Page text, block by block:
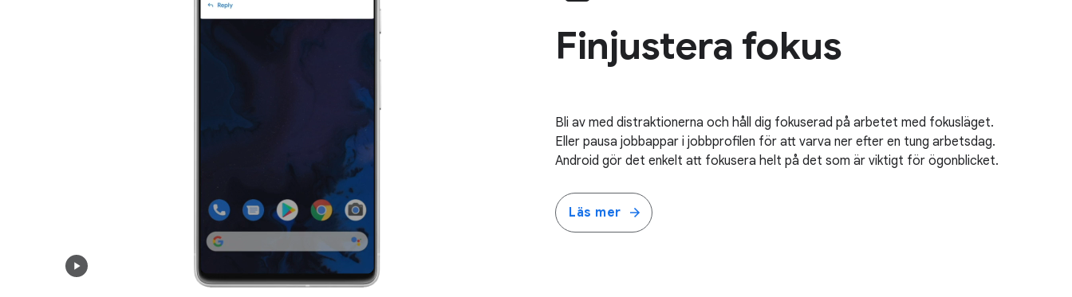
Finjustera fokus
Bli av med distraktionerna och håll dig fokuserad på arbetet med fokusläget.
Eller pausa jobbappar i jobbprofilen för att varva ner efter en tung arbetsdag.
Android gör det enkelt att fokusera helt på det som är viktigt för ögonblicket.
Läs mer